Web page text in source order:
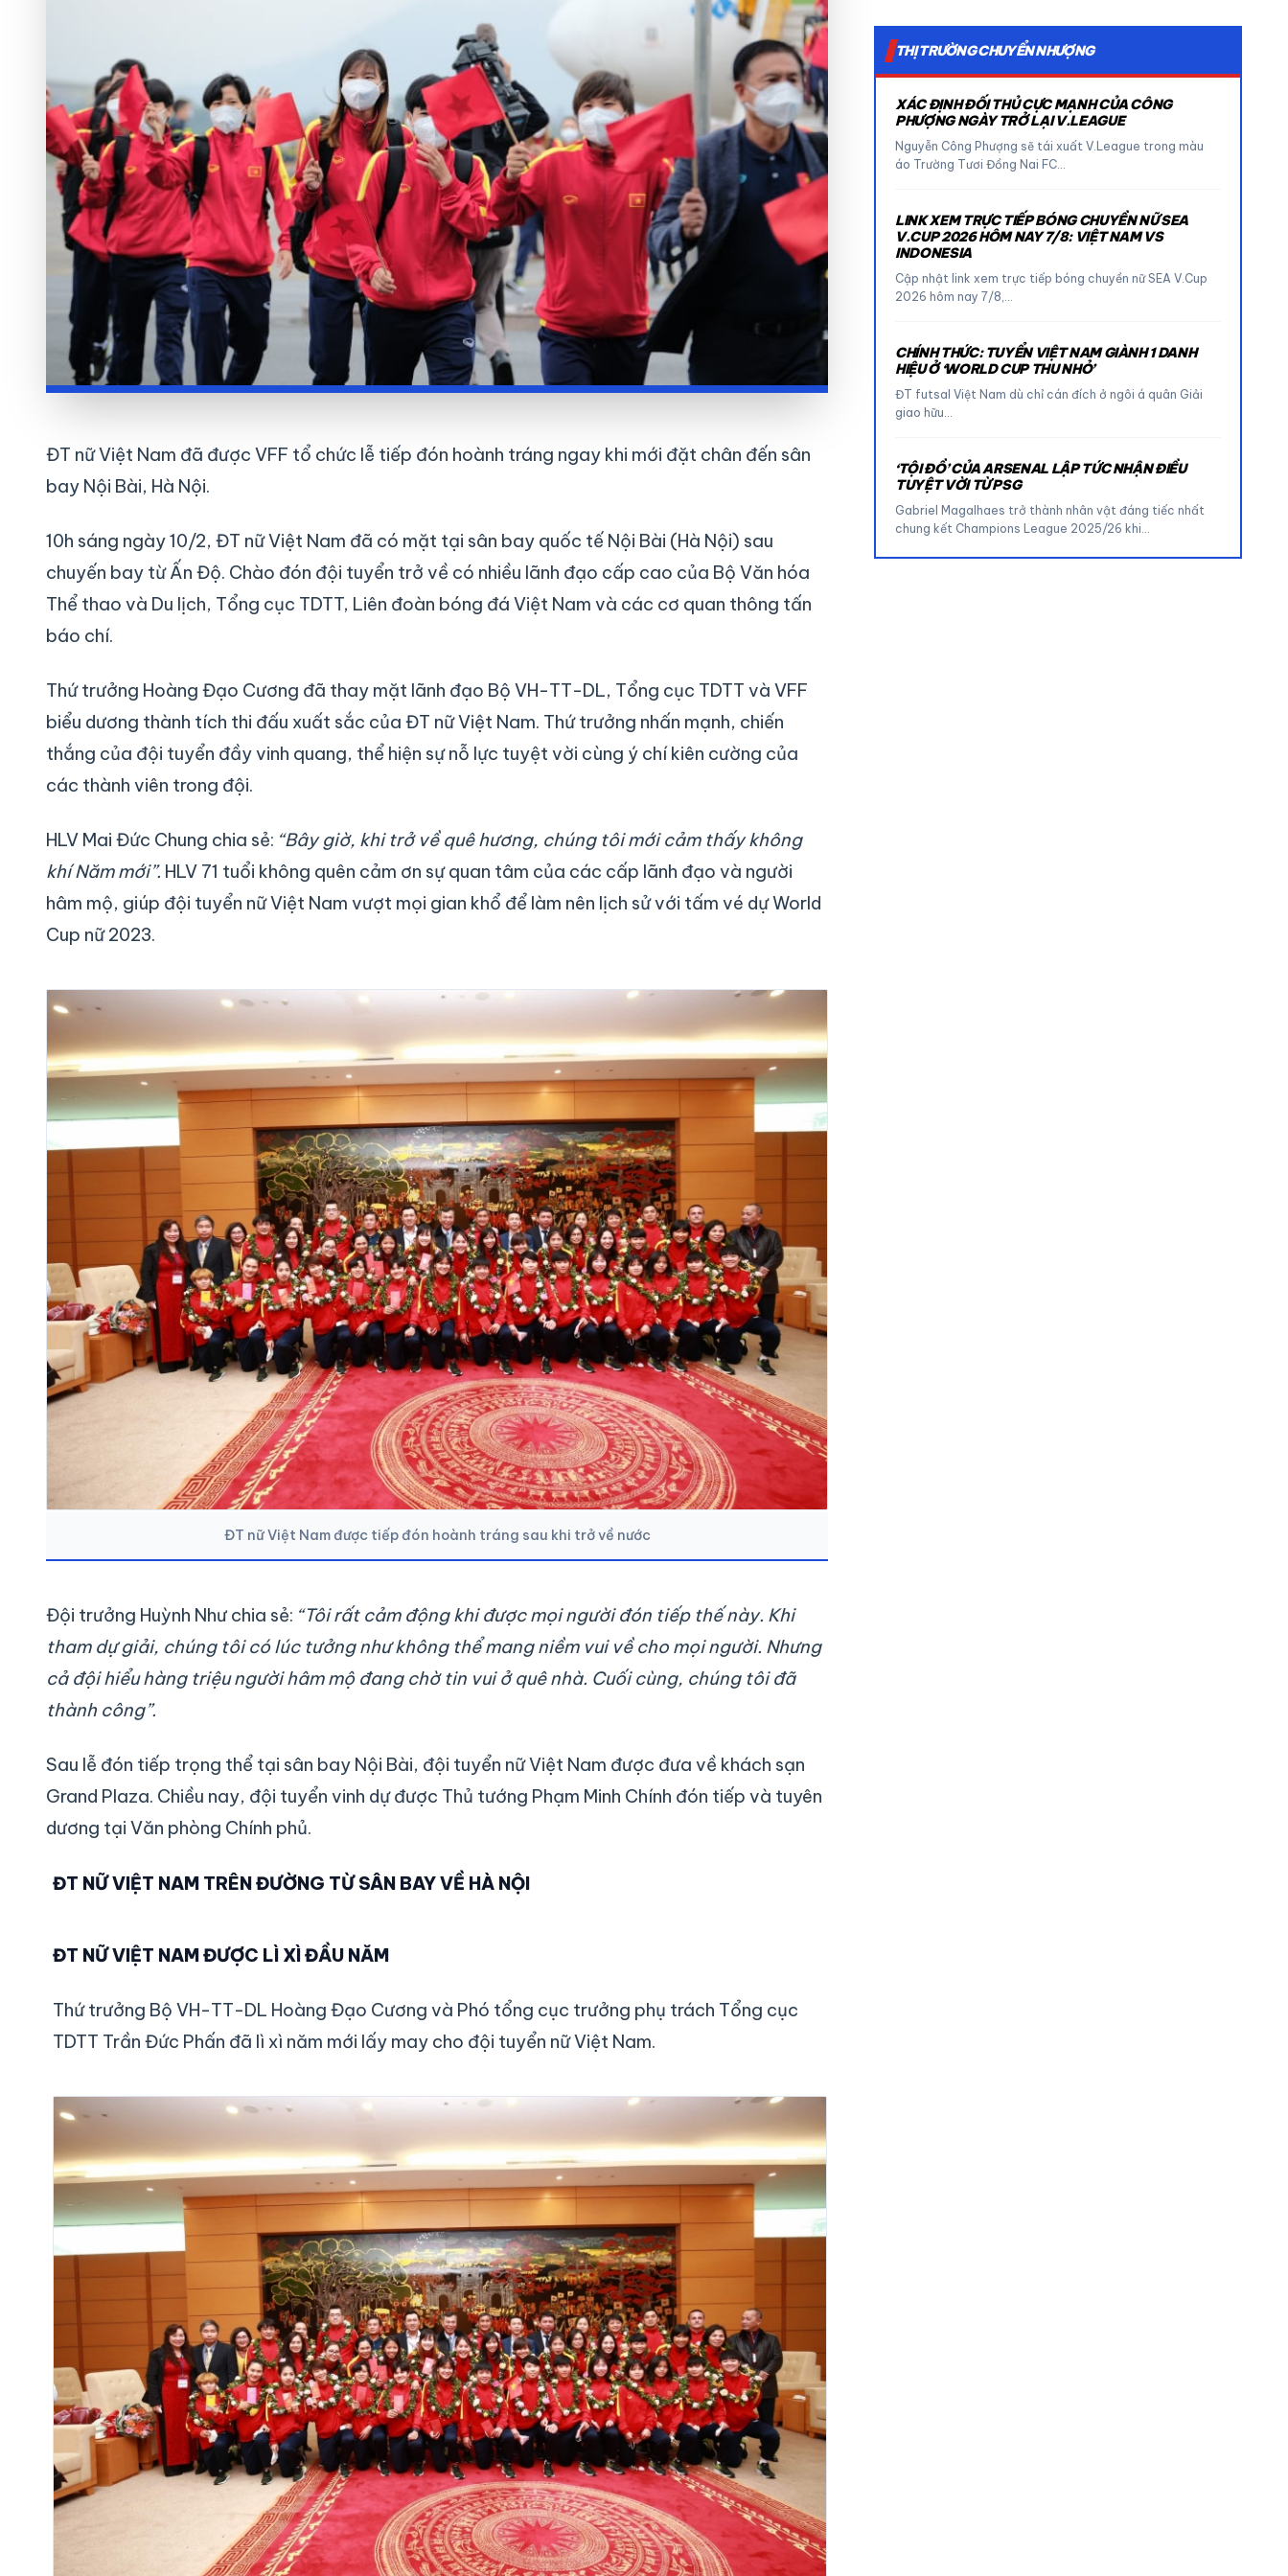
ĐT nữ Việt Nam đã được VFF tổ chức lễ tiếp đón hoành tráng ngay khi mới đặt chân đến sân
bay Nội Bài, Hà Nội.
10h sáng ngày 10/2, ĐT nữ Việt Nam đã có mặt tại sân bay quốc tế Nội Bài (Hà Nội) sau
chuyến bay từ Ấn Độ. Chào đón đội tuyển trở về có nhiều lãnh đạo cấp cao của Bộ Văn hóa
Thể thao và Du lịch, Tổng cục TDTT, Liên đoàn bóng đá Việt Nam và các cơ quan thông tấn
báo chí.
Thứ trưởng Hoàng Đạo Cương đã thay mặt lãnh đạo Bộ VH-TT-DL, Tổng cục TDTT và VFF
biểu dương thành tích thi đấu xuất sắc của ĐT nữ Việt Nam. Thứ trưởng nhấn mạnh, chiến
thắng của đội tuyển đầy vinh quang, thể hiện sự nỗ lực tuyệt vời cùng ý chí kiên cường của
các thành viên trong đội.
HLV Mai Đức Chung chia sẻ: “Bây giờ, khi trở về quê hương, chúng tôi mới cảm thấy không
khí Năm mới”. HLV 71 tuổi không quên cảm ơn sự quan tâm của các cấp lãnh đạo và người
hâm mộ, giúp đội tuyển nữ Việt Nam vượt mọi gian khổ để làm nên lịch sử với tấm vé dự World
Cup nữ 2023.
ĐT nữ Việt Nam được tiếp đón hoành tráng sau khi trở về nước
Đội trưởng Huỳnh Như chia sẻ: “Tôi rất cảm động khi được mọi người đón tiếp thế này. Khi
tham dự giải, chúng tôi có lúc tưởng như không thể mang niềm vui về cho mọi người. Nhưng
cả đội hiểu hàng triệu người hâm mộ đang chờ tin vui ở quê nhà. Cuối cùng, chúng tôi đã
thành công”.
Sau lễ đón tiếp trọng thể tại sân bay Nội Bài, đội tuyển nữ Việt Nam được đưa về khách sạn
Grand Plaza. Chiều nay, đội tuyển vinh dự được Thủ tướng Phạm Minh Chính đón tiếp và tuyên
dương tại Văn phòng Chính phủ.
ĐT NỮ VIỆT NAM TRÊN ĐƯỜNG TỪ SÂN BAY VỀ HÀ NỘI
ĐT NỮ VIỆT NAM ĐƯỢC LÌ XÌ ĐẦU NĂM
Thứ trưởng Bộ VH-TT-DL Hoàng Đạo Cương và Phó tổng cục trưởng phụ trách Tổng cục
TDTT Trần Đức Phấn đã lì xì năm mới lấy may cho đội tuyển nữ Việt Nam.
THỊ TRƯỜNG CHUYỂN NHƯỢNG
XÁC ĐỊNH ĐỐI THỦ CỰC MẠNH CỦA CÔNG
PHƯỢNG NGÀY TRỞ LẠI V.LEAGUE
Nguyễn Công Phượng sẽ tái xuất V.League trong màu
áo Trường Tươi Đồng Nai FC…
LINK XEM TRỰC TIẾP BÓNG CHUYỀN NỮ SEA
V.CUP 2026 HÔM NAY 7/8: VIỆT NAM VS
INDONESIA
Cập nhật link xem trực tiếp bóng chuyền nữ SEA V.Cup
2026 hôm nay 7/8,…
CHÍNH THỨC: TUYỂN VIỆT NAM GIÀNH 1 DANH
HIỆU Ở ‘WORLD CUP THU NHỎ’
ĐT futsal Việt Nam dù chỉ cán đích ở ngôi á quân Giải
giao hữu…
‘TỘI ĐỒ’ CỦA ARSENAL LẬP TỨC NHẬN ĐIỀU
TUYỆT VỜI TỪ PSG
Gabriel Magalhaes trở thành nhân vật đáng tiếc nhất
chung kết Champions League 2025/26 khi…